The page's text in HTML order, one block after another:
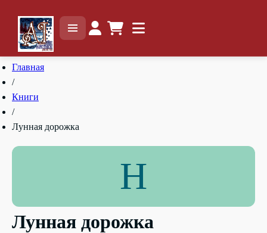
Главная
/
Книги
/
Лунная дорожка
Н
Лунная дорожка